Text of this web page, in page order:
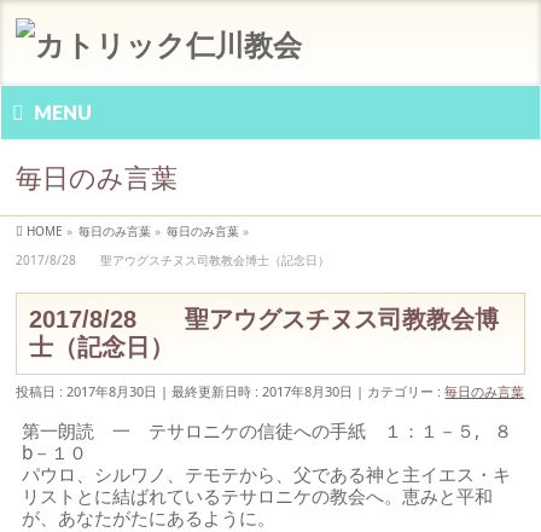
MENU
毎日のみ言葉
HOME » 毎日のみ言葉 » 毎日のみ言葉 »
2017/8/28 聖アウグスチヌス司教教会博士（記念日）
2017/8/28 聖アウグスチヌス司教教会博
士（記念日）
投稿日 : 2017年8月30日 最終更新日時 : 2017年8月30日 カテゴリー :毎日のみ言葉
第一朗読 一 テサロニケの信徒への手紙 １：１－５, ８
b－１０
パウロ、シルワノ、テモテから、父である神と主イエス・キ
リストとに結ばれているテサロニケの教会へ。恵みと平和
が、あなたがたにあるように。